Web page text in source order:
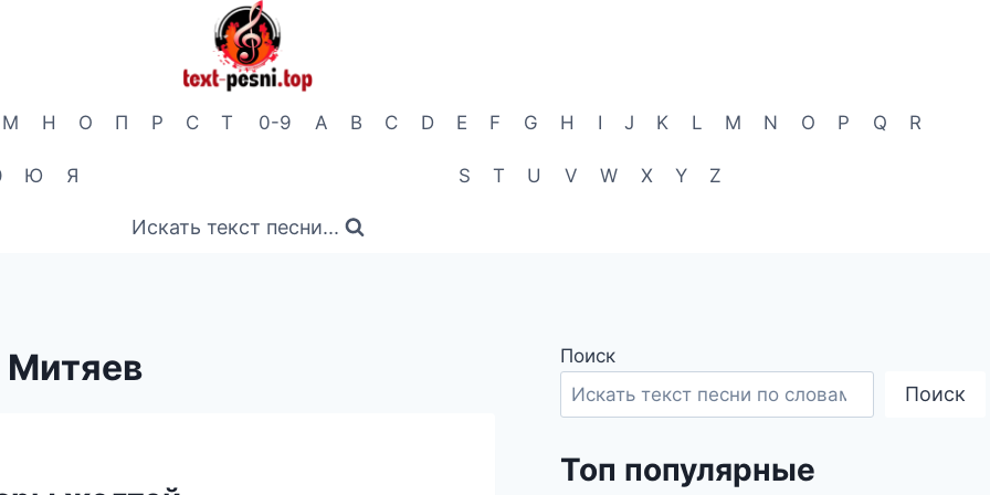
М Н О П Р С Т
Ю Я
0-9 A B C D E F G H I J K L M N O P Q R
S T U V W X Y Z
Искать текст песни...
Митяев Поиск
Поиск
Топ популярные